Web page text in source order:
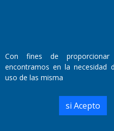
Propietario: El Diario SRL
Director Periodístico:
Walter René Goñi
Domicilio Legal: José Ingenieros 855,
Santa Rosa, La Pampa.
Con fines de
encontramos en la necesidad
uso de las misma
si Acepto